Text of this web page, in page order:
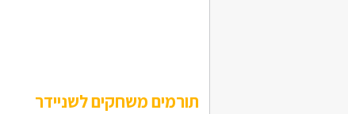
תורמים משחקים לשניידר